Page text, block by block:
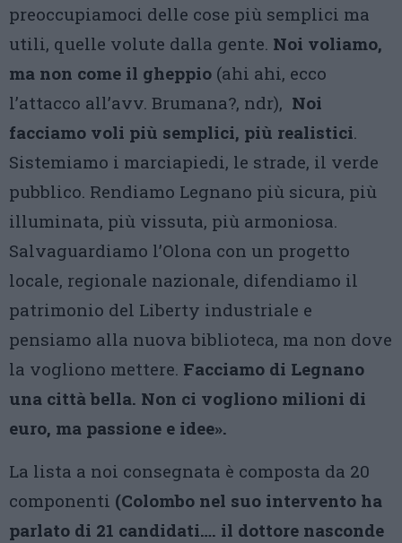
preoccupiamoci delle cose più semplici ma
utili, quelle volute dalla gente. Noi voliamo,
ma non come il gheppio (ahi ahi, ecco
l’attacco all’avv. Brumana?, ndr), Noi
facciamo voli più semplici, più realistici.
Sistemiamo i marciapiedi, le strade, il verde
pubblico. Rendiamo Legnano più sicura, più
illuminata, più vissuta, più armoniosa.
Salvaguardiamo l’Olona con un progetto
locale, regionale nazionale, difendiamo il
patrimonio del Liberty industriale e
pensiamo alla nuova biblioteca, ma non dove
la vogliono mettere. Facciamo di Legnano
una città bella. Non ci vogliono milioni di
euro, ma passione e idee».
La lista a noi consegnata è composta da 20
componenti (Colombo nel suo intervento ha
parlato di 21 candidati…. il dottore nasconde